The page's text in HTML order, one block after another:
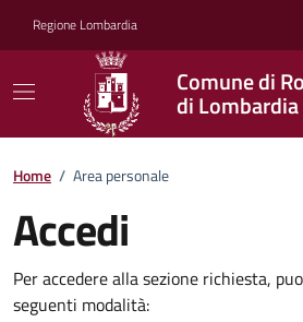
Regione Lombardia
Comune di
di Lombardia
Home / Area personale
Accedi
Per accedere alla sezione richiesta,
seguenti modalità: